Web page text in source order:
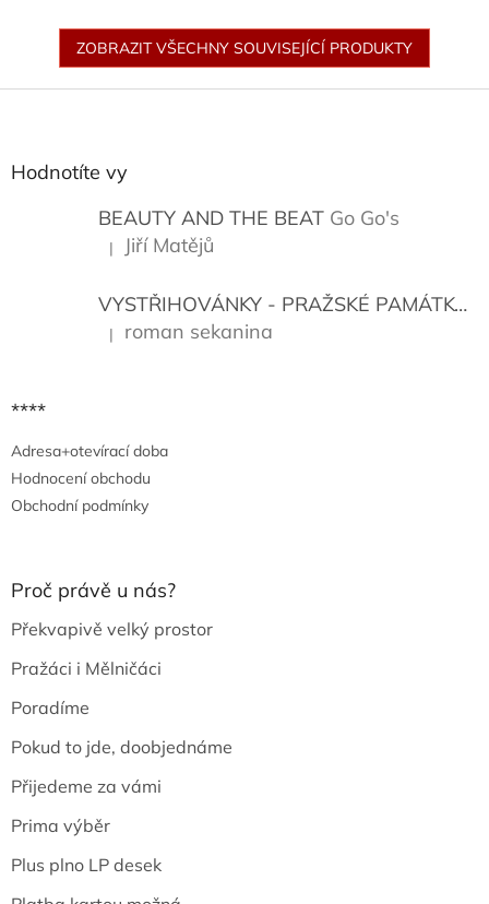
ZOBRAZIT VŠECHNY SOUVISEJÍCÍ PRODUKTY
Hodnotíte vy
BEAUTY AND THE BEAT Go Go's
Hodnocení produktu je 5 z 5 hvězdiček.
| Jiří Matějů
VYSTŘIHOVÁNKY - PRAŽSKÉ PAMÁTKY
Hodnocení produktu je 5 z 5 hvězdiček.
| roman sekanina
****
Adresa+otevírací doba
Hodnocení obchodu
Obchodní podmínky
Proč právě u nás?
Překvapivě velký prostor
Pražáci i Mělničáci
Poradíme
Pokud to jde, doobjednáme
Přijedeme za vámi
Prima výběr
Plus plno LP desek